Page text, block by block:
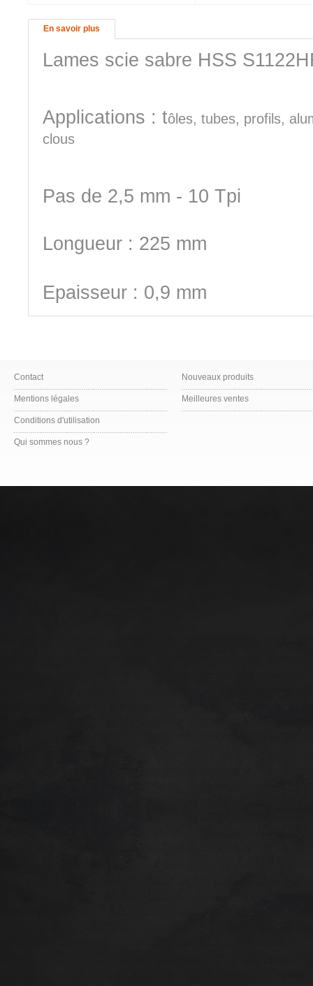
En savoir plus
Lames scie sabre HSS
Applications : tôles, tubes, profils,
clous
Pas de 2,5 mm - 10 Tpi
Longueur : 225 mm
Epaisseur : 0,9 mm
Contact
Mentions légales
Conditions d'utilisation
Qui sommes nous ?
Nouveaux produits
Meilleures ventes